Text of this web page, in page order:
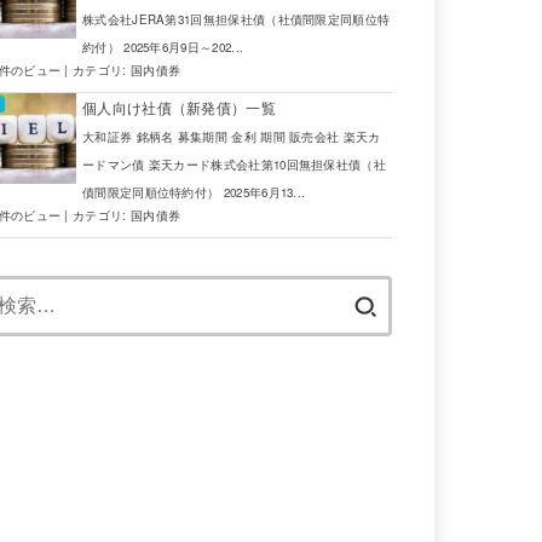
株式会社JERA第31回無担保社債（社債間限定同順位特
約付） 2025年6月9日～202...
のビュー | カテゴリ: 国内債券
個人向け社債（新発債）一覧
大和証券 銘柄名 募集期間 金利 期間 販売会社 楽天カ
ードマン債 楽天カード株式会社第10回無担保社債（社
債間限定同順位特約付） 2025年6月13...
のビュー | カテゴリ: 国内債券